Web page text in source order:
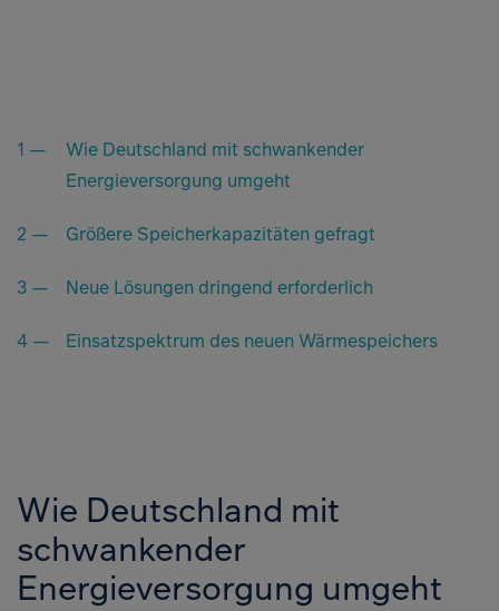
Wie Deutschland mit schwankender
Energieversorgung umgeht
Größere Speicherkapazitäten gefragt
Neue Lösungen dringend erforderlich
Einsatzspektrum des neuen Wärmespeichers
Wie Deutschland mit
schwankender
Energieversorgung umgeht